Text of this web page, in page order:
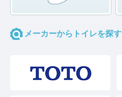
メーカーからトイレを探す